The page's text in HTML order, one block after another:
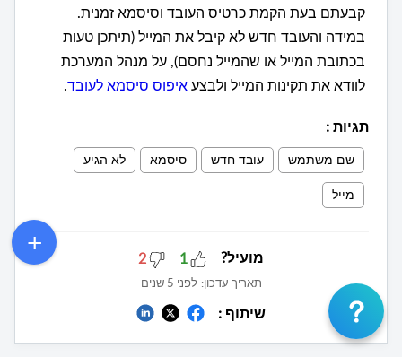
קבעתם בעת הקמת כרטיס העובד וסיסמא זמנית.
במידה והעובד חדש לא קיבל את המייל (תיתכן טעות
בכתובת המייל או שהמייל נחסם), על מנהל המערכת
לוודא את תקינות המייל ולבצעאיפוס סיסמא לעובד.
תגיות:
שם משתמש עובד חדש סיסמא לא הגיע
מייל
מועיל? 1
2
תאריך עדכון: לפני 5 שנים
שיתוף :